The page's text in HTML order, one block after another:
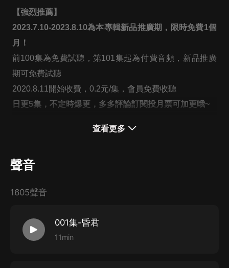
【強烈推薦】
2023.7.10-2023.8.10為本專輯新品推廣期，限時免費1個
月！
前100集為免費試聽， 第101集起為付費音頻，新品推廣
期可免費試聽
2020.8.11 開始收費， 0.2元/集，會員免費收聽
日更5集，不定時爆更，多多評論訂閱投月票可加更哦~
“但得妖嬈能舉動，取回長樂侍君王......”
昏庸無道的紂王帝辛？
行！
心，重振大商雄風！
天庭西方闡教，我都不服！人族神族妖族，我全都要！我
查看更多
聲音
1605聲音
001集-昏君
11min